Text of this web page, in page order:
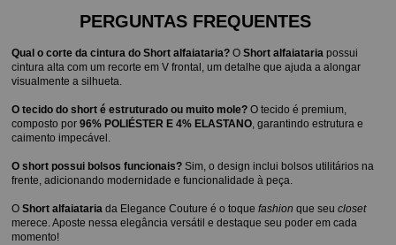
PERGUNTAS FREQUENTES
Qual o corte da cintura do Short alfaiataria? O Short alfaiataria possui
cintura alta com um recorte em V frontal, um detalhe que ajuda a alongar
visualmente a silhueta.
O tecido do short é estruturado ou muito mole? O tecido é premium,
composto por 96% POLIÉSTER E 4% ELASTANO, garantindo estrutura e
caimento impecável.
O short possui bolsos funcionais? Sim, o design inclui bolsos utilitários na
frente, adicionando modernidade e funcionalidade à peça.
O Short alfaiataria da Elegance Couture é o toque fashion que seu closet
merece. Aposte nessa elegância versátil e destaque seu poder em cada
momento!